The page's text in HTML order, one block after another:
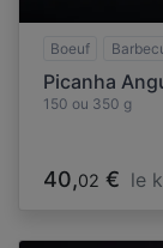
Boeuf
Picanha
150 ou 350 g
40,02 € le